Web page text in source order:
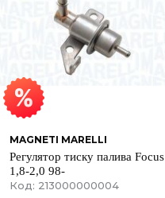
MAGNETI MARELLI
Регулятор тиску палива Focus
1,8-2,0 98-
Код: 213000000004